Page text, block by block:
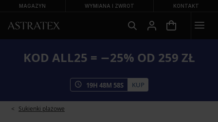
MAGAZYN WYMIANA I ZWROT KONTAKT
KOD ALL25 = −25% OD 259 ZŁ
19H 48M 57S KUP
Sukienki plażowe